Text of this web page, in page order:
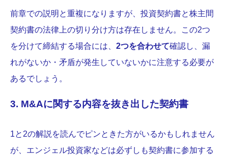
前章での説明と重複になりますが、投資契約書と株主間
契約書の法律上の切り分け方は存在しません。この2つ
を分けて締結する場合には、 2つを合わせて確認し、漏
れがないか・矛盾が発生していないかに注意する必要が
あるでしょう。
3. M&Aに関する内容を抜き出した契約書
1と2の解説を読んでピンときた方がいるかもしれません
が、エンジェル投資家などは必ずしも契約書に参加する